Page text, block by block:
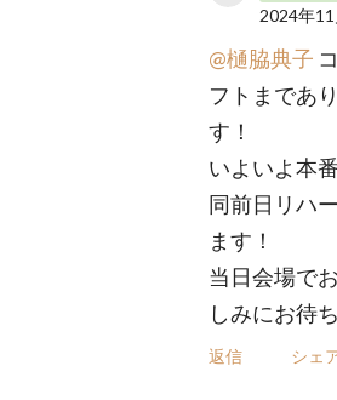
2024年
@樋脇典子
フトまであ
す！
いよいよ本
同前日リハ
ます！
当日会場で
しみにお待
返信 シェ